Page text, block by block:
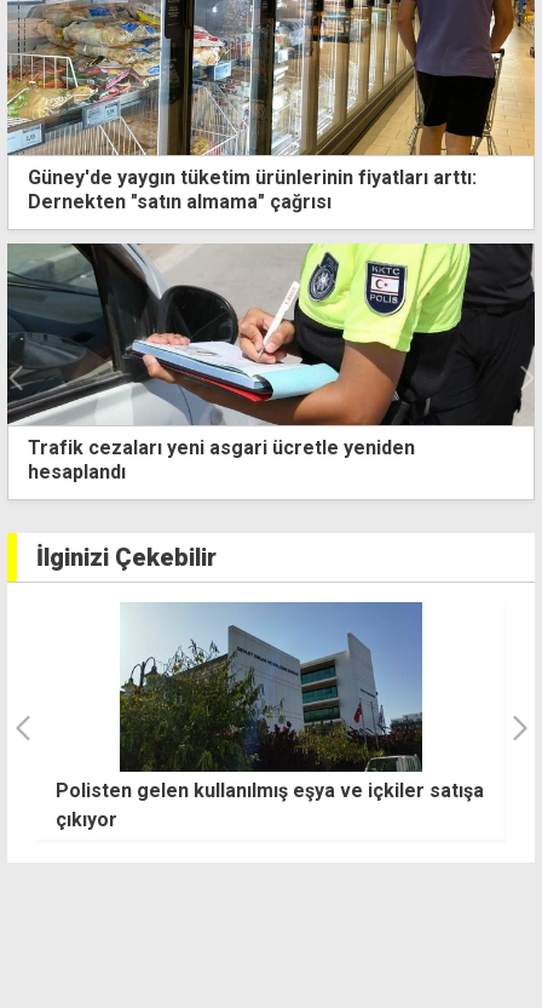
Güney'de yaygın tüketim ürünlerinin fiyatları arttı:
Dernekten "satın almama" çağrısı
Trafik cezaları yeni asgari ücretle yeniden
hesaplandı
İlginizi Çekebilir
Narenciye kesim ekiplerinden "ödemelerin
tümü yapılsın" talebi: Ayrıcalık değil,